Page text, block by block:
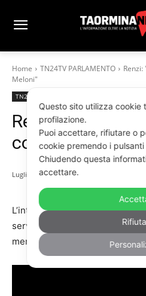
Home TN24TV PARLAMENTO
Meloni"
TN24TV PARLAMENTO
Renzi:
contro Meloni”
Luglio 2, 2026
L’intervista di Matteo Renzi
serve un centrosinistra unito.
meno tasse. Noi ci siamo”. Le
Questo sito utilizza cookie
profilazione.
Puoi accettare, rifiutare o
cookie premendo i
Chiudendo questa
accettare.
Rifiuta